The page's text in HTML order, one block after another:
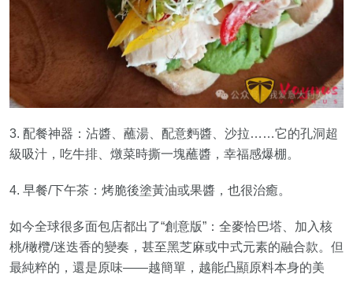
3. 配餐神器：沾醬、蘸湯、配意麪醬、沙拉……它的孔洞超
級吸汁，吃牛排、燉菜時撕一塊蘸醬，幸福感爆棚。
4. 早餐/下午茶：烤脆後塗黃油或果醬，也很治癒。
如今全球很多面包店都出了“創意版”：全麥恰巴塔、加入核
桃/橄欖/迷迭香的變奏，甚至黑芝麻或中式元素的融合款。但
最純粹的，還是原味——越簡單，越能凸顯原料本身的美